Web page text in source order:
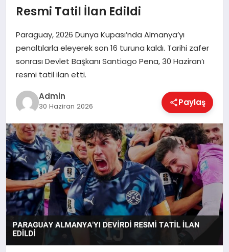
DÜNYA
EĞITIM
SAĞLIK
SPOR
TEKNOLOJI
Resmi Tatil İlan Edildi
Paraguay, 2026 Dünya Kupası’nda Almanya’yı
penaltılarla eleyerek son 16 turuna kaldı. Tarihi zafer
sonrası Devlet Başkanı Santiago Pena, 30 Haziran’ı
resmi tatil ilan etti.
Admin
30 Haziran 2026 Paylaş